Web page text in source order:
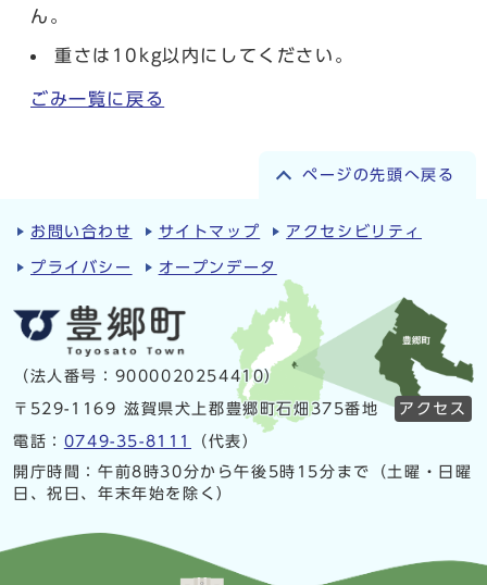
ん。
重さは10kg以内にしてください。
ごみ一覧に戻る
ページの先頭へ戻る
お問い合わせ サイトマップ アクセシビリティ
プライバシー オープンデータ
（法人番号：9000020254410）
〒529-1169 滋賀県犬上郡豊郷町石畑375番地 アクセス
電話： 0749-35-8111
（代表）
開庁時間：午前8時30分から午後5時15分まで（土曜・日曜
日、祝日、年末年始を除く）